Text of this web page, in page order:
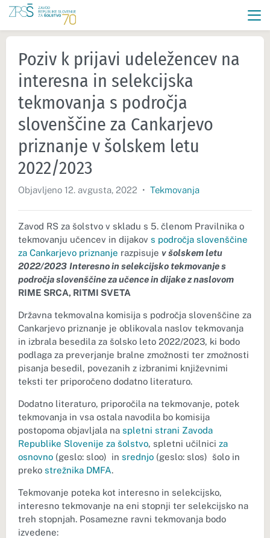
Poziv k prijavi udeležencev na
interesna in selekcijska
tekmovanja s področja
slovenščine za Cankarjevo
priznanje v šolskem letu
2022/2023
Objavljeno 12. avgusta, 2022 • Tekmovanja
Zavod RS za šolstvo v skladu s 5. členom Pravilnika o
tekmovanju učencev in dijakov s področja slovenščine
za Cankarjevo priznanje razpisuje v šolskem letu
2022/2023 Interesno in selekcijsko tekmovanje s
področja slovenščine za učence in dijake z naslovom
RIME SRCA, RITMI SVETA
Državna tekmovalna komisija s področja slovenščine za
Cankarjevo priznanje je oblikovala naslov tekmovanja
in izbrala besedila za šolsko leto 2022/2023, ki bodo
podlaga za preverjanje bralne zmožnosti ter zmožnosti
pisanja besedil, povezanih z izbranimi književnimi
teksti ter priporočeno dodatno literaturo.
Dodatno literaturo, priporočila na tekmovanje, potek
tekmovanja in vsa ostala navodila bo komisija
postopoma objavljala na spletni strani Zavoda
Republike Slovenije za šolstvo, spletni učilnici za
osnovno (geslo: sloo) in srednjo (geslo: slos) šolo in
preko strežnika DMFA.
Tekmovanje poteka kot interesno in selekcijsko,
interesno tekmovanje na eni stopnji ter selekcijsko na
treh stopnjah. Posamezne ravni tekmovanja bodo
izvedene: